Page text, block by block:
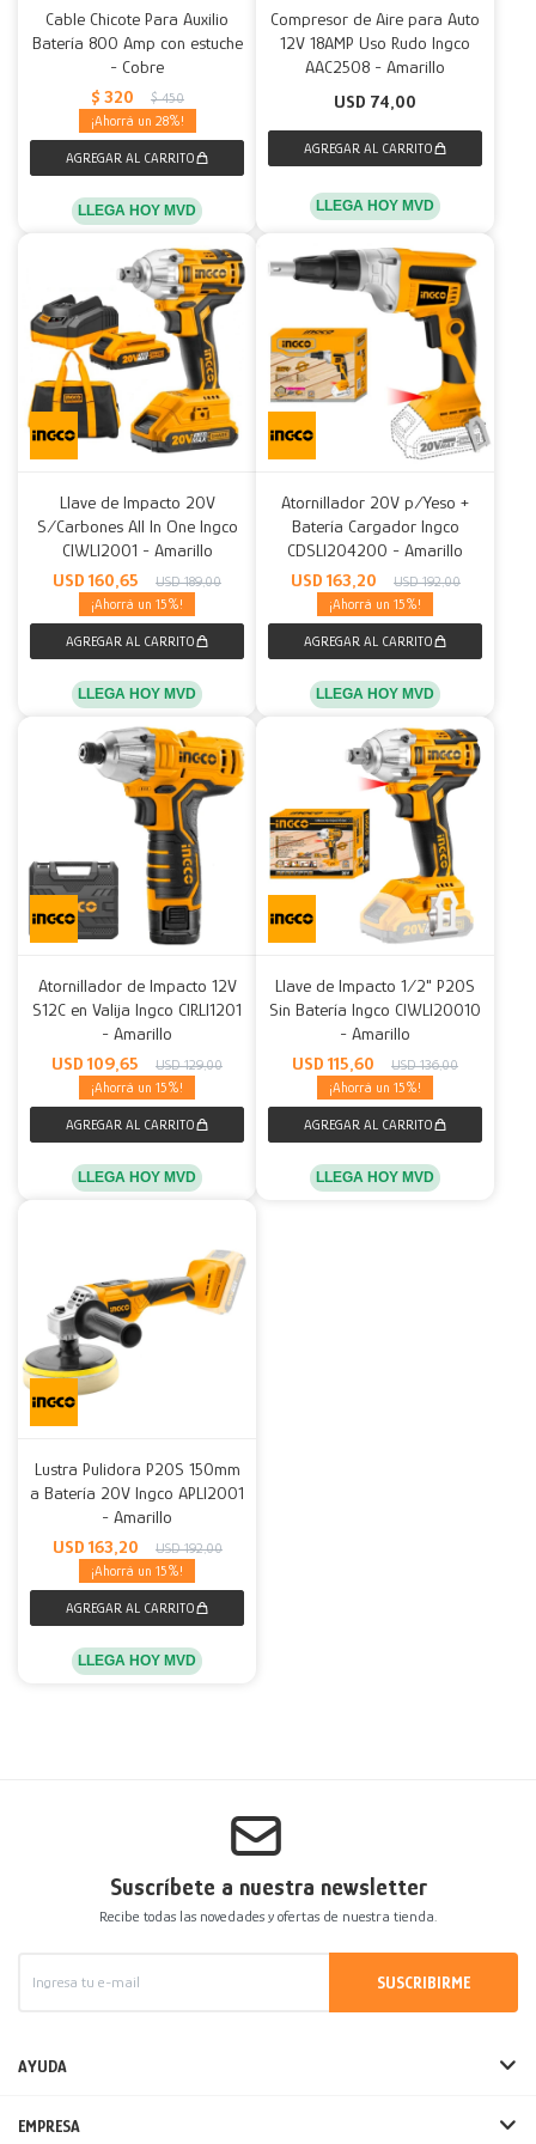
Cable Chicote Para Auxilio
Batería 800 Amp con estuche
- Cobre
$ 320 $ 450
28
LLEGA HOY MVD
Compresor de Aire para Auto
12V 18AMP Uso Rudo Ingco
AAC2508 - Amarillo
USD 74,00
LLEGA HOY MVD
Llave de Impacto 20V
S/Carbones All In One Ingco
CIWLI2001 - Amarillo
USD 160,65 USD 189,00
15
LLEGA HOY MVD
Atornillador 20V p/Yeso +
Batería Cargador Ingco
CDSLI204200 - Amarillo
USD 163,20 USD 192,00
15
LLEGA HOY MVD
Atornillador de Impacto 12V
S12C en Valija Ingco CIRLI1201
- Amarillo
USD 109,65 USD 129,00
15
LLEGA HOY MVD
Llave de Impacto 1/2" P20S
Sin Batería Ingco CIWLI20010
- Amarillo
USD 115,60 USD 136,00
15
LLEGA HOY MVD
Lustra Pulidora P20S 150mm
a Batería 20V Ingco APLI2001
- Amarillo
USD 163,20 USD 192,00
15
LLEGA HOY MVD
Suscríbete a nuestra newsletter
Recibe todas las novedades y ofertas de nuestra tienda.
SUSCRIBIRME
AYUDA
EMPRESA
Mesas
Calefactores
Acolchados y Frazadas
Fundas
Decoración
Accesorios para el hogar
Herramientas
Accesorios
Muebles Infantiles